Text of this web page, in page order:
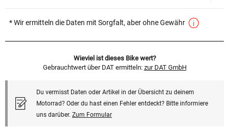
* Wir ermitteln die Daten mit Sorgfalt, aber ohne Gewähr
Wieviel ist dieses Bike wert?
Gebrauchtwert über DAT ermitteln: zur DAT GmbH
Du vermisst Daten oder Artikel in der Übersicht zu deinem
Motorrad? Oder du hast einen Fehler entdeckt? Bitte informiere
uns darüber. Zum Formular